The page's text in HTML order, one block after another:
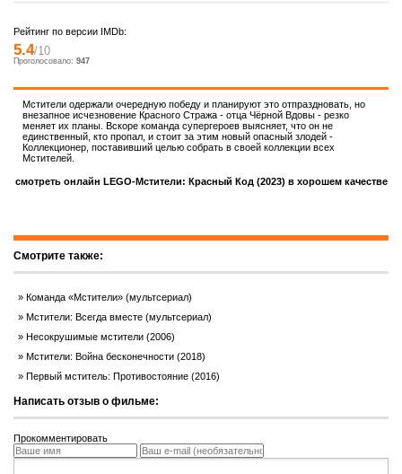
Рейтинг по версии IMDb:
5.4/10
Проголосовало: 947
Мстители одержали очередную победу и планируют это отпраздновать, но
внезапное исчезновение Красного Стража - отца Чёрной Вдовы - резко
меняет их планы. Вскоре команда супергероев выясняет, что он не
единственный, кто пропал, и стоит за этим новый опасный злодей -
Коллекционер, поставивший целью собрать в своей коллекции всех
Мстителей.
смотреть онлайн LEGO-Мстители: Красный Код (2023) в хорошем качестве
Смотрите также:
Команда «Мстители» (мультсериал)
Мстители: Всегда вместе (мультсериал)
Несокрушимые мстители (2006)
Мстители: Война бесконечности (2018)
Первый мститель: Противостояние (2016)
Написать отзыв о фильме:
Прокомментировать